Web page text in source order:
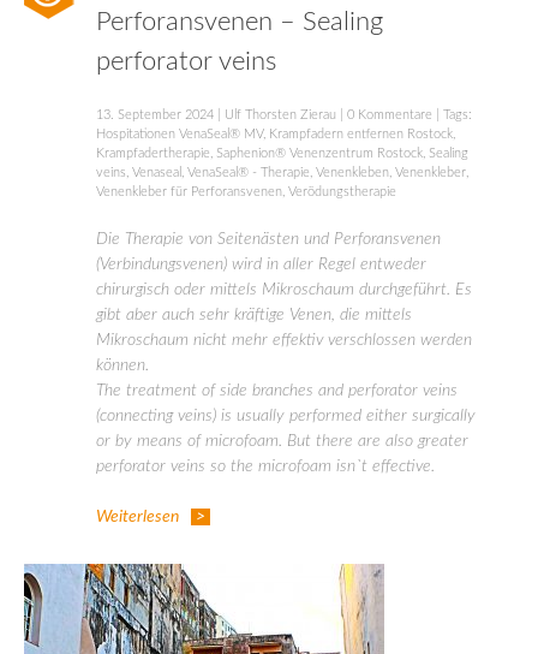
Perforansvenen – Sealing
perforator veins
13. September 2024 Ulf Thorsten Zierau 0 Kommentare | Tags:
Hospitationen VenaSeal® MV, Krampfadern entfernen Rostock,
Krampfadertherapie, Saphenion® Venenzentrum Rostock, Sealing
veins, Venaseal , VenaSeal® - Therapie, Venenkleben, Venenkleber,
Venenkleber für Perforansvenen, Verödungstherapie
Die Therapie von Seitenästen und Perforansvenen
(Verbindungsvenen) wird in aller Regel entweder
chirurgisch oder mittels Mikroschaum durchgeführt. Es
gibt aber auch sehr kräftige Venen, die mittels
Mikroschaum nicht mehr effektiv verschlossen werden
können.
The treatment of side branches and perforator veins
(connecting veins) is usually performed either surgically
or by means of microfoam. But there are also greater
perforator veins so the microfoam isn`t effective.
Weiterlesen